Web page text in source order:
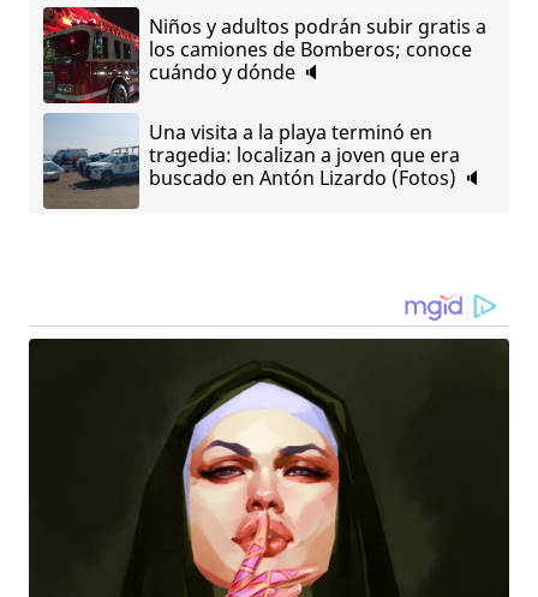
Niños y adultos podrán subir gratis a
los camiones de Bomberos; conoce
cuándo y dónde 🔈
Una visita a la playa terminó en
tragedia: localizan a joven que era
buscado en Antón Lizardo (Fotos) 🔈